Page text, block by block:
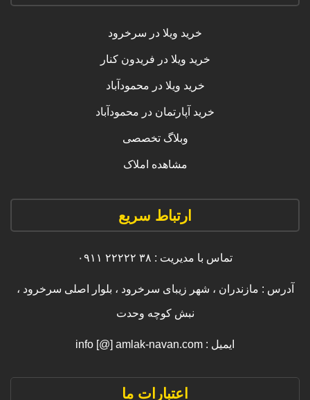
خرید ویلا در سرخرود
خرید ویلا در فریدون کنار
خرید ویلا در محمودآباد
خرید آپارتمان در محمودآباد
وبلاگ تخصصی
مشاهده املاک
ارتباط سریع
تماس با مدیریت : ۳۸ ۲۲۲۲۲ ۰۹۱۱
آدرس : مازندران ، شهر زیبای سرخرود ، بلوار اصلی سرخرود ،
نبش کوچه وحدت
ایمیل : info [@] amlak-navan.com
اعتبارات ما